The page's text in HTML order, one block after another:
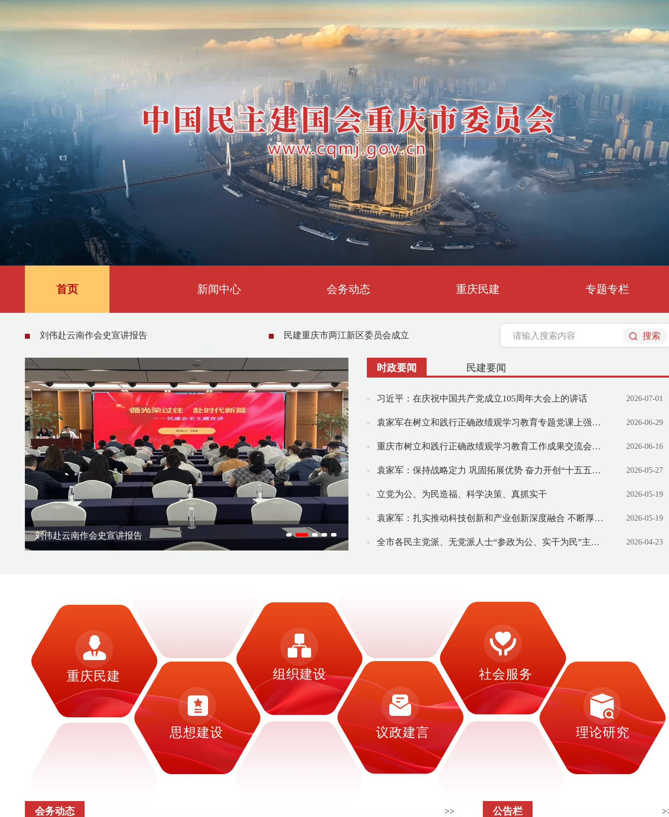
首页 新闻中心 会务动态 重庆民建 专题专栏
讲报告 民建重庆市两江新区委员会成立 刘伟赴宁夏作会史宣讲报告 刘
搜索
刘伟率课题组赴宁夏调研地方组织会员发展
渝滇民建书画院在昆明举办交流笔会
刘伟赴云南作会史宣讲报告
时政要闻 民建要闻
习近平：在庆祝中国共产党成立105周年大会上的讲话 2026-07-01
袁家军在树立和践行正确政绩观学习教育专题党课上强调 牢固树立和践行正确政绩观 引领保障重庆“十五五”开好局起好步 程丽华出席 2026-06-29
重庆市树立和践行正确政绩观学习教育工作成果交流会举行 袁家军主持并讲话 王炯程丽华出席 2026-06-16
袁家军：保持战略定力 巩固拓展优势 奋力开创“十五五”开局之年制造强市建设新局面 2026-05-27
立党为公、为民造福、科学决策、真抓实干 2026-05-19
袁家军：扎实推动科技创新和产业创新深度融合 不断厚植制造业高质量发展新动能 2026-05-19
全市各民主党派、无党派人士“参政为公、实干为民”主题教育部署推进会召开 商奎出席并讲话 2026-04-23
重庆民建
思想建设
组织建设
议政建言
社会服务
理论研究
会务动态 >> 公告栏